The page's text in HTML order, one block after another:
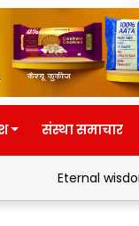
संस्था समाचार
Eternal wisdom